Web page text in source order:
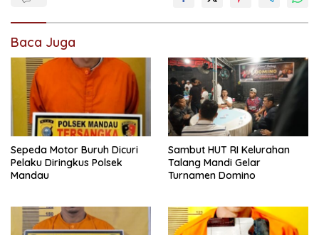
Baca Juga
Sepeda Motor Buruh Dicuri
Pelaku Diringkus Polsek
Mandau
Sambut HUT RI Kelurahan
Talang Mandi Gelar
Turnamen Domino